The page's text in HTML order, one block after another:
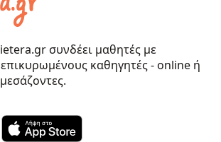
συνδέει μαθητές με
επικυρωμένους καθηγητές - online ή